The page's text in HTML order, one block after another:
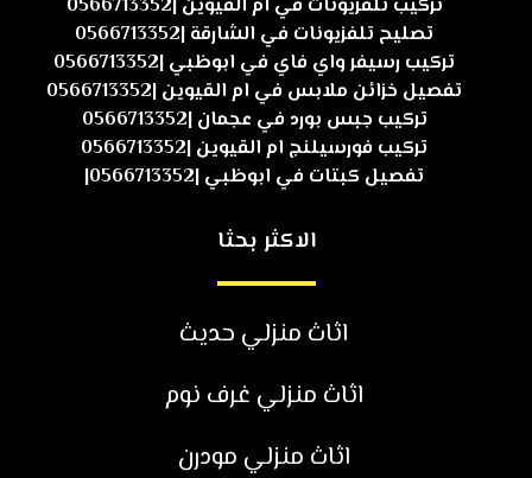
تركيب تلفزيونات في ام القيوين |0566713352
تصليح تلفزيونات في الشارقة |0566713352
تركيب رسيفر واي فاي في ابوظبي |0566713352
تفصيل خزائن ملابس في ام القيوين |0566713352
تركيب جبس بورد في عجمان |0566713352
تركيب فورسيلنج ام القيوين |0566713352
تفصيل كبتات في ابوظبي |0566713352|
الاكثر بحثا
اثاث منزلي حديث
اثاث منزلي غرف نوم
اثاث منزلي مودرن